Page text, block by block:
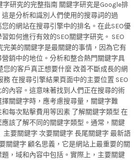
字研究的完整指南 關鍵字研究是Google排
是分析和識別人們使用的搜尋詞的過
的網站在搜尋引擎中的排名。在此SEO優
如何進行有效的SEO關鍵字研究。 SEO
完美的關鍵字是最關鍵的事情，因為它有
銷中的地位。分析和整合熱門關鍵字具
您的客戶真正想要什麼 改善不斷成長的網
在搜尋引擎結果頁面中的主要位置 SEO
內容。這意味著找到人們正在搜尋的術
關鍵字時，應考慮搜尋量，關鍵字難
每次點擊費用等因素 了解關鍵字類型 在
該了解不同的關鍵字類型。通常，關鍵
主要關鍵字 次要關鍵字 長尾關鍵字 最新語
關鍵字 顧名思義，它是網站上最重要的關
，域和內容中包括。實際上，主要關鍵